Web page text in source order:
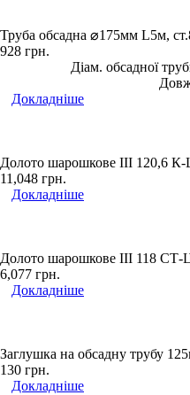
Труба обсадна ⌀175мм L5м,
928 грн.
Діам. обсадної
Докладніше
Долото шарошкове ІІІ 120,6
11,048 грн.
Докладніше
Долото шарошкове ІІІ 118
6,077 грн.
Докладніше
Заглушка на обсадну трубу
130 грн.
Докладніше